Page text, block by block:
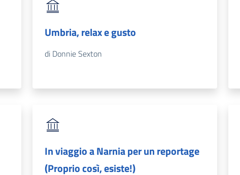
Umbria, relax e gusto
di Donnie Sexton
In viaggio a Narnia per un reportage
(Proprio così, esiste!)